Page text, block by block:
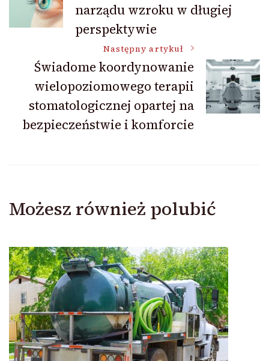
wpisunarządu wzroku w długiej
perspektywie
Następny artykuł
Świadome koordynowanie
wielopoziomowego terapii
stomatologicznej opartej na
bezpieczeństwie i komforcie
Możesz również polubić